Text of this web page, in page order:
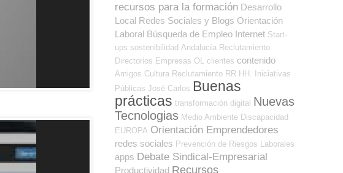
recursos para la formación Desarrollo
Local Redes Sociales y Blogs Orientación
Laboral Búsqueda de Empleo Internet Start-
ups sostenibilidad Andalucía Reclutamiento
Directorios Empresas OL
clientes contenido
Amigos Cultura Reclutamiento RR.HH.
Iniciativas
Públicas José Carlos Buenas
prácticas transformación digital Nuevas
Tecnologias Medio Ambiente Discapacidad
EUROPA Orientación Emprendedores
redes sociales Prevención de Riesgos Laborales
apps Debate Sindical-Empresarial
Productividad Recursos